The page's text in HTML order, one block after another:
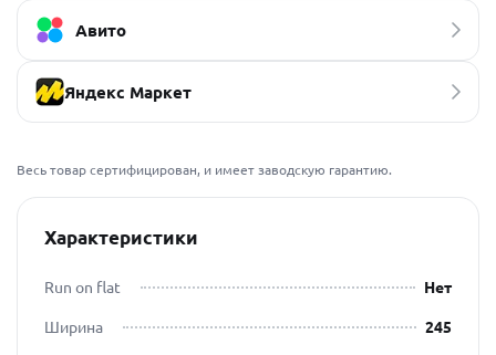
Авито
Яндекс Маркет
Весь товар сертифицирован, и имеет заводскую гарантию.
Характеристики
Run on flat
Нет
Ширина
245